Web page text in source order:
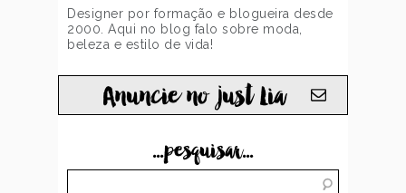
Designer por formação e blogueira desde
2000. Aqui no blog falo sobre moda,
beleza e estilo de vida!
Anuncie no just Lia
...pesquisar...